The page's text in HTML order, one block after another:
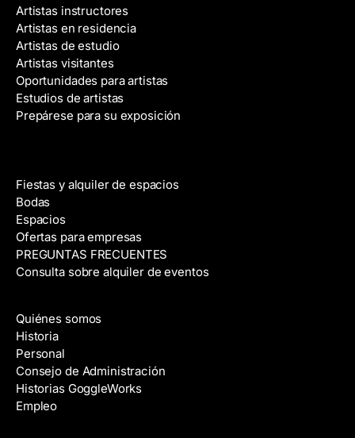
Artistas instructores
Artistas en residencia
Artistas de estudio
Artistas visitantes
Oportunidades para artistas
Estudios de artistas
Prepárese para su exposición
Fiestas y alquiler de espacios
Bodas
Espacios
Ofertas para empresas
PREGUNTAS FRECUENTES
Consulta sobre alquiler de eventos
Quiénes somos
Historia
Personal
Consejo de Administración
Historias GoggleWorks
Empleo